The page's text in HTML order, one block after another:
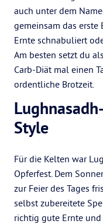
auch unter dem
gemeinsam das
Ernte schnabuliert
Am besten setzt du
Carb-Diät mal einen
ordentliche Brotzeit.
Style
Für die Kelten war
Opferfest. Dem
zur Feier des Tages
selbst zubereitete
richtig gute Ernte